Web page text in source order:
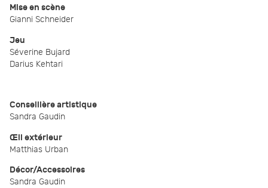
Mise en scène
Gianni Schneider
Jeu
Séverine Bujard
Darius Kehtari
Conseillère artistique
Sandra Gaudin
Œil extérieur
Matthias Urban
Décor/Accessoires
Sandra Gaudin